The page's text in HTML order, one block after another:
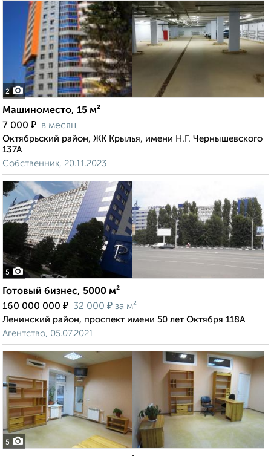
2
Машиноместо, 15 м²
7 000 ₽ в месяц
Октябрьский район, ЖК Крылья, имени Н.Г. Чернышевского
137А
Собственник, 20.11.2023
5
Готовый бизнес, 5000 м²
160 000 000 ₽ 32 000 ₽ за м²
Ленинский район, проспект имени 50 лет Октября 118А
Агентство, 05.07.2021
5